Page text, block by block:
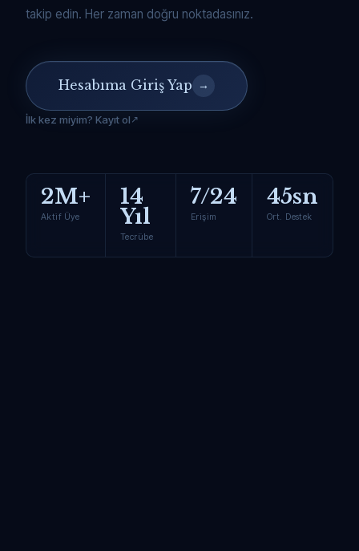
takip edin. Her zaman doğru noktadasınız.
Hesabıma Giriş Yap →
İlk kez miyim? Kayıt ol
2M+
Aktif Üye
14
Yıl
Tecrübe
7/24
Erişim
45sn
Ort. Destek